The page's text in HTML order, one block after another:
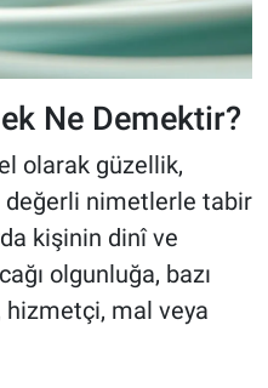
Ne Demektir?
olarak güzellik,
nimetlerle tabir
kişinin dinî ve
olgunluğa, bazı
mal veya